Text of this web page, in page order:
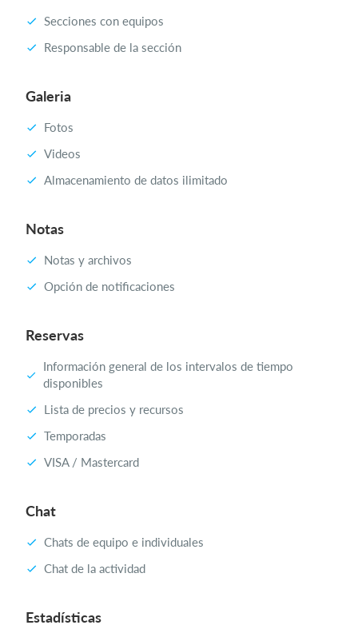
Secciones con equipos
Responsable de la sección
Galeria
Fotos
Videos
Almacenamiento de datos ilimitado
Notas
Notas y archivos
Opción de notificaciones
Reservas
Información general de los intervalos de tiempo
disponibles
Lista de precios y recursos
Temporadas
VISA / Mastercard
Chat
Chats de equipo e individuales
Chat de la actividad
Estadísticas